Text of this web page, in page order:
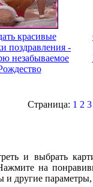
красивые
поздравления -
незабываемое
Страница: 1 2 3
и выбрать
на
и другие